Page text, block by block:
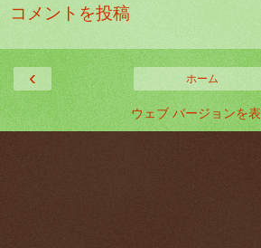
コメントを投稿
‹ ホーム
ウェブ バージョンを